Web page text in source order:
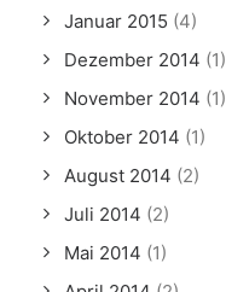
Januar 2015 (4)
Dezember 2014 (1)
November 2014 (1)
Oktober 2014 (1)
August 2014 (2)
Juli 2014 (2)
Mai 2014 (1)